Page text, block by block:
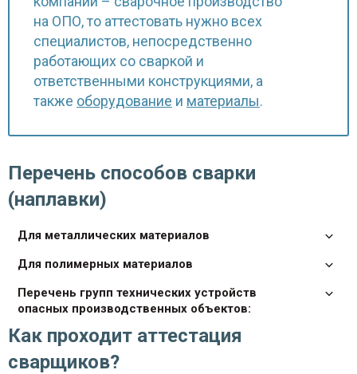
на ОПО, то аттестовать нужно всех
специалистов, непосредственно
работающих со сваркой и
ответственными конструкциями, а
также оборудование и материалы.
Перечень способов сварки
(наплавки)
Для металлических материалов
Для полимерных материалов
Перечень групп технических устройств
опасных производственных объектов:
Как проходит аттестация
сварщиков?